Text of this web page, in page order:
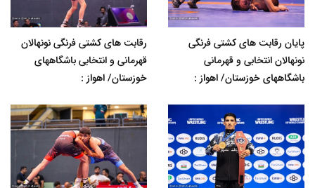
پایان رقابت های کشتی فرنگی
نونهالان انتخابی و قهرمانی
باشگاههای خوزستان/ اهواز :
رقابت های کشتی فرنگی نونهالان
قهرمانی و انتخابی باشگاههای
خوزستان/ اهواز :